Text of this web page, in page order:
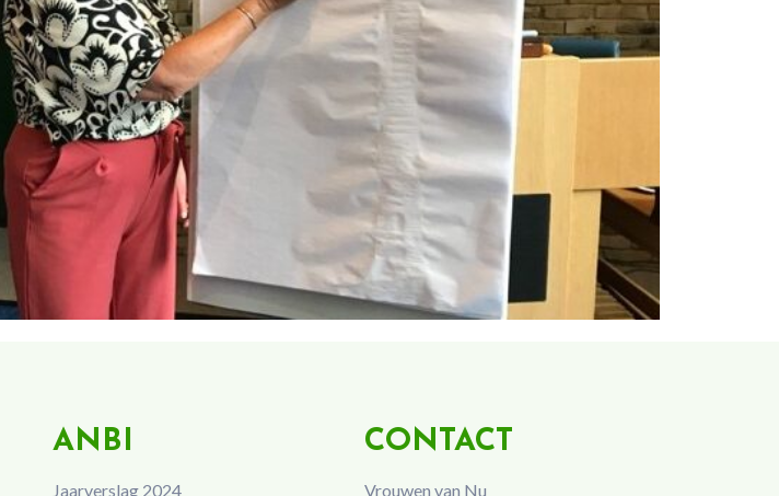
ANBI
Jaarverslag 2024
CONTACT
Vrouwen van Nu